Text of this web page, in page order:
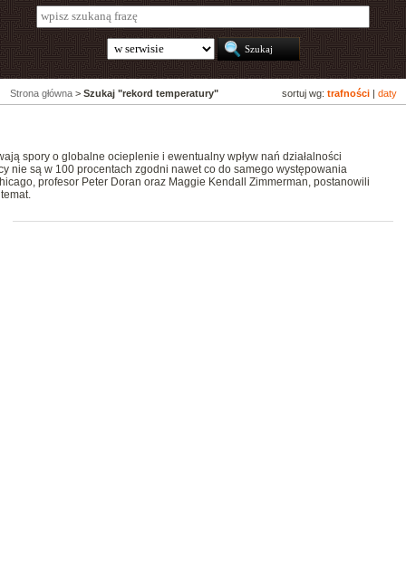
sortuj wg: trafności daty
Strona główna > Szukaj "rekord temperatury"
spory o globalne ocieplenie i ewentualny wpływ nań działalności
nie są w 100 procentach zgodni nawet co do samego występowania
profesor Peter Doran oraz Maggie Kendall Zimmerman, postanowili